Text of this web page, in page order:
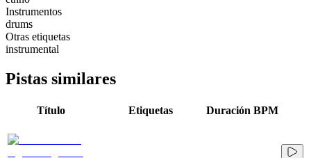
Instrumentos
drums
Otras etiquetas
instrumental
Pistas similares
Título Etiquetas Duración BPM